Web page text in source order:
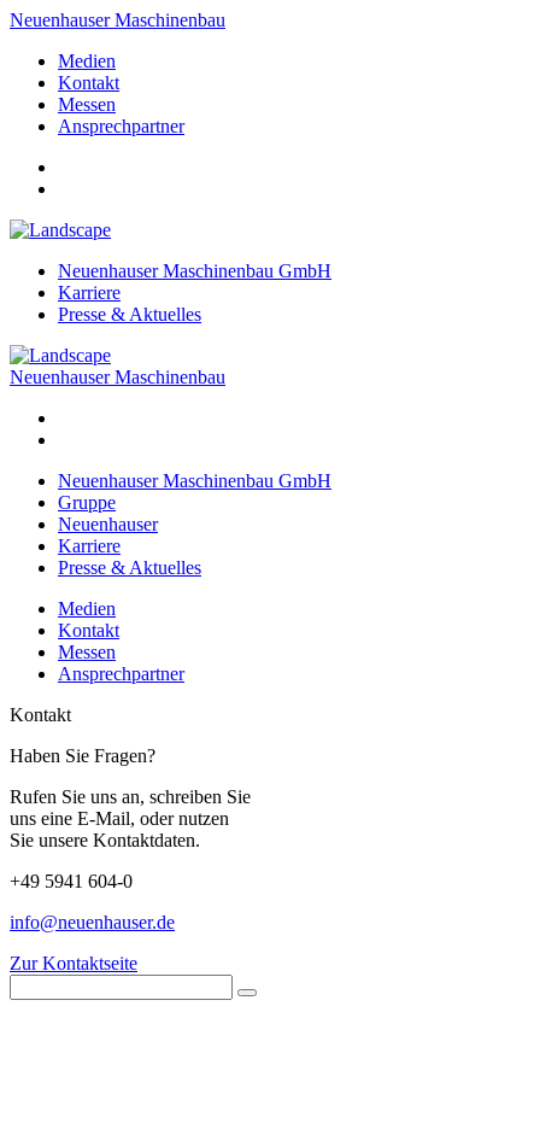
Neuenhauser Maschinenbau
Medien
Kontakt
Messen
Ansprechpartner
Neuenhauser Maschinenbau GmbH
Karriere
Presse & Aktuelles
Neuenhauser Maschinenbau
Neuenhauser Maschinenbau GmbH
Gruppe
Neuenhauser
Karriere
Presse & Aktuelles
Medien
Kontakt
Messen
Ansprechpartner
Kontakt
Haben Sie Fragen?
Rufen Sie uns an, schreiben Sie
uns eine E-Mail, oder nutzen
Sie unsere Kontaktdaten.
+49 5941 604-0
info@neuenhauser.de
Zur Kontaktseite